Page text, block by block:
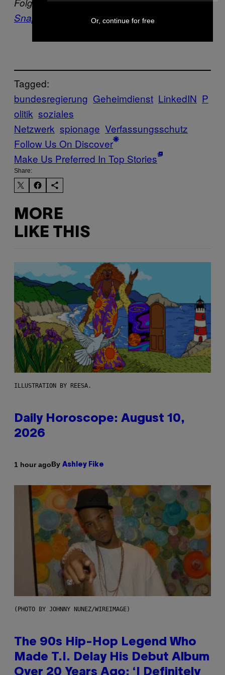
Snapchat
Tagged:
bundesregierung Geheimdienst LinkedIN P
olitik soziales
Netzwerk spionage Verfassungsschutz
Follow Us On Discover
Make Us Preferred In Top Stories
Share:
MORE
LIKE THIS
ILLUSTRATION BY REESA.
Daily Horoscope: August 10,
2026
1 hour agoBy Ashley Fike
(PHOTO BY JOHNNY NUNEZ/WIREIMAGE)
The 90s Hip-Hop Legend Who
Made T.I. Delay His Debut Album
Over 20 Years Ago: ‘I Definitely
Or, continue for free